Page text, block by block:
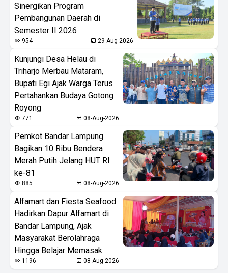
Sinergikan Program
Pembangunan Daerah di
Semester II 2026
954 29-Aug-2026
Kunjungi Desa Helau di
Triharjo Merbau Mataram,
Bupati Egi Ajak Warga Terus
Pertahankan Budaya Gotong
Royong
771 08-Aug-2026
Pemkot Bandar Lampung
Bagikan 10 Ribu Bendera
Merah Putih Jelang HUT RI
ke-81
885 08-Aug-2026
Alfamart dan Fiesta Seafood
Hadirkan Dapur Alfamart di
Bandar Lampung, Ajak
Masyarakat Berolahraga
Hingga Belajar Memasak
1196 08-Aug-2026